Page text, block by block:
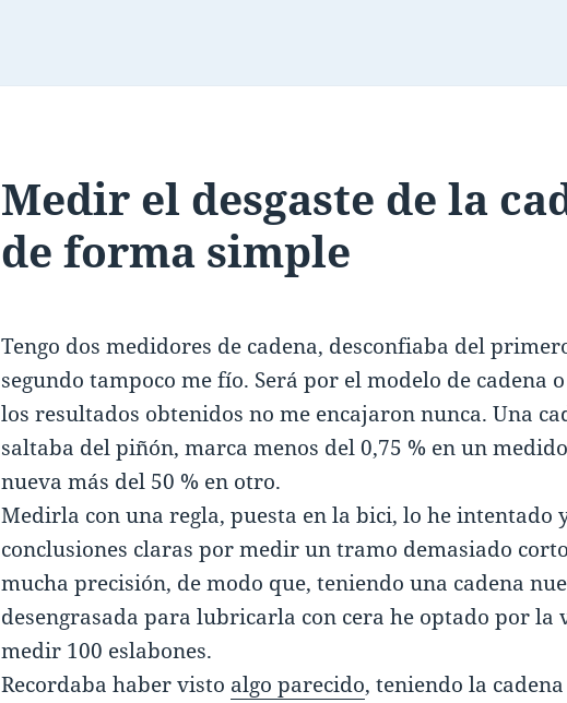
Medir el desgaste de la
de forma simple
Tengo dos medidores de cadena, desconfiaba del
segundo tampoco me fío. Será por el modelo de cadena
los resultados obtenidos no me encajaron nunca. Una
saltaba del piñón, marca menos del 0,75 % en un
nueva más del 50 % en otro.
Medirla con una regla, puesta en la bici, lo he intentado
conclusiones claras por medir un tramo demasiado
mucha precisión, de modo que, teniendo una cadena
desengrasada para lubricarla con cera he optado por la
medir 100 eslabones.
Recordaba haber visto algo parecido, teniendo la